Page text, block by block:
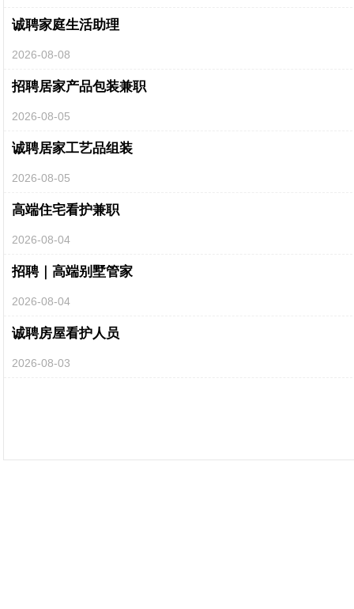
诚聘家庭生活助理
2026-08-08
招聘居家产品包装兼职
2026-08-05
诚聘居家工艺品组装
2026-08-05
高端住宅看护兼职
2026-08-04
招聘｜高端别墅管家
2026-08-04
诚聘房屋看护人员
2026-08-03